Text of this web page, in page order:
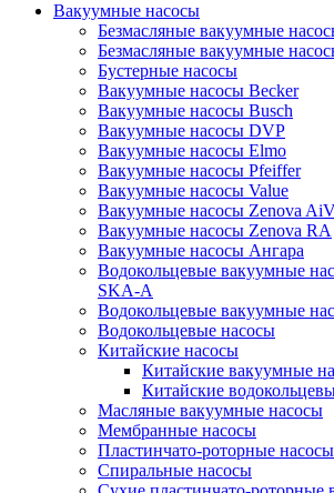
Вакуумные насосы
Безмасляные вакуумные
Безмасляные вакуумные
Бустерные насосы
Вакуумные насосы Becker
Вакуумные насосы Busch
Вакуумные насосы DVP
Вакуумные насосы Elmo
Вакуумные насосы Pfeiffer
Вакуумные насосы Value
Вакуумные насосы Zenova
Вакуумные насосы Zenova RA
Вакуумные насосы Ангара
Водокольцевые вакуумные
SKA-A
Водокольцевые вакуумные
Водокольцевые насосы
Китайские насосы
Китайские вакуумные
Китайские
Масляные вакуумные насосы
Мембранные насосы
Пластинчато-роторные насосы
Спиральные насосы